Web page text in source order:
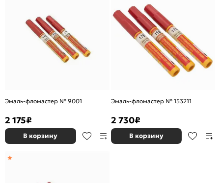
Эмаль-фломастер № 9001
2 175₽
В корзину
Эмаль-фломастер № 153211
2 730₽
В корзину